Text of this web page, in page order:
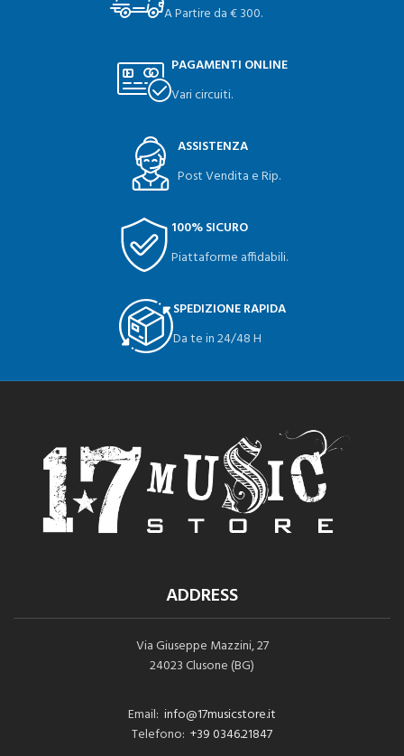
A Partire da € 300.
PAGAMENTI ONLINE
Vari circuiti.
ASSISTENZA
Post Vendita e Rip.
100% SICURO
Piattaforme affidabili.
SPEDIZIONE RAPIDA
Da te in 24/48 H
ADDRESS
Via Giuseppe Mazzini, 27
24023 Clusone (BG)
Email: info@17musicstore.it
Telefono: +39 0346.21847